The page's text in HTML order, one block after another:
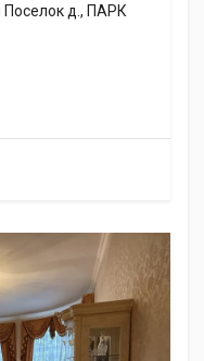
Поселок д., ПАРК